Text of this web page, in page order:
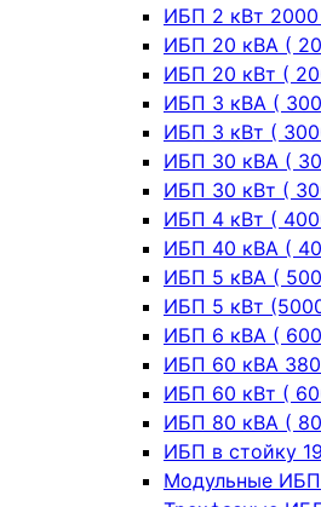
ИБП 2 кВт 2000
ИБП 20 кВА (
ИБП 20 кВт (
ИБП 3 кВА (
ИБП 3 кВт (
ИБП 30 кВА (
ИБП 30 кВт (
ИБП 4 кВт (
ИБП 40 кВА (
ИБП 5 кВА (
ИБП 5 кВт
ИБП 6 кВА (
ИБП 60 кВА
ИБП 60 кВт (
ИБП 80 кВА (
ИБП в стойку
Модульные ИБП